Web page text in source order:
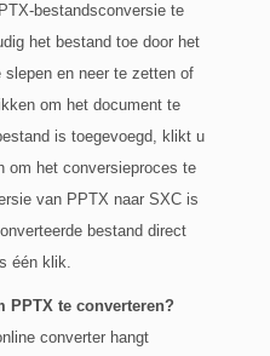
bestandsconversie te
het bestand toe door het
slepen en neer te zetten of
om het document te
is toegevoegd, klikt u
om het conversieproces te
van PPTX naar SXC is
bestand direct
één klik.
PPTX te converteren?
converter hangt